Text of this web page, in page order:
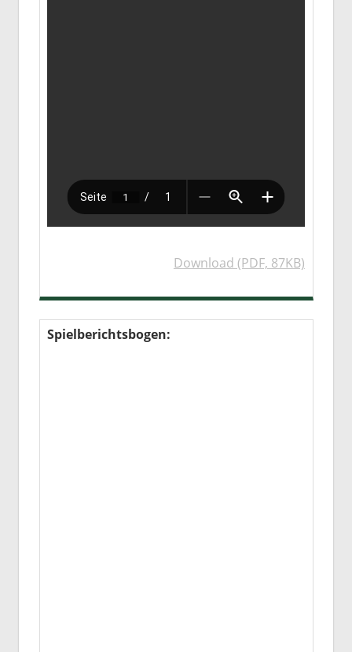
Download (PDF, 87KB)